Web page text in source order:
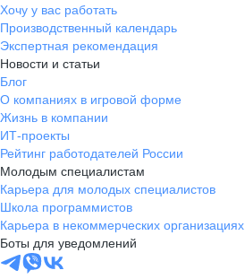
Хочу у вас работать
Производственный календарь
Экспертная рекомендация
Новости и статьи
Блог
О компаниях в игровой форме
Жизнь в компании
ИТ-проекты
Рейтинг работодателей России
Молодым специалистам
Карьера для молодых специалистов
Школа программистов
Карьера в некоммерческих организациях
Боты для уведомлений